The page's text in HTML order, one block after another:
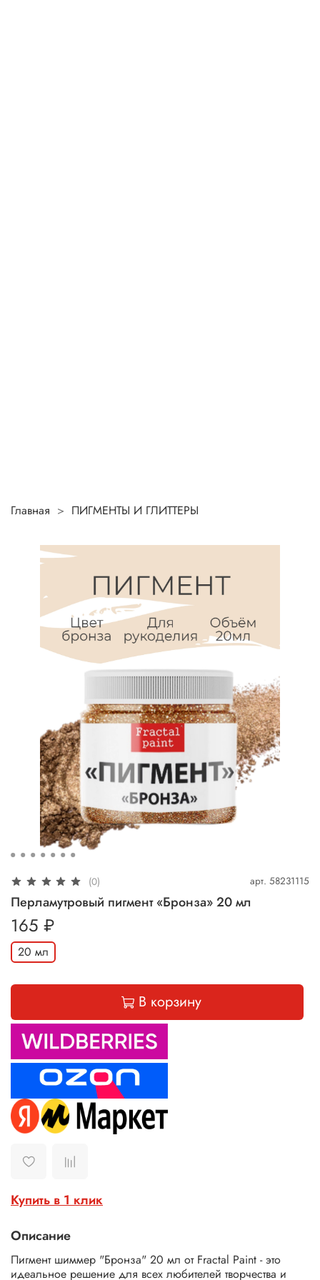
Главная ПИГМЕНТЫ И ГЛИТТЕРЫ
(0) арт. 58231115
Перламутровый пигмент «Бронза» 20 мл
165 ₽
20 мл
В корзину
Купить в 1 клик
Описание
Пигмент шиммер "Бронза" 20 мл от Fractal Paint - это
идеальное решение для всех любителей творчества и